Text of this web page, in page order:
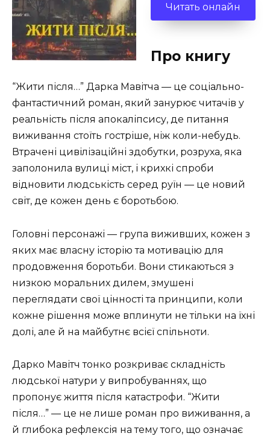
Читать онлайн
Про книгу
“Жити після…” Дарка Мавітча — це соціально-
фантастичний роман, який занурює читачів у
реальність після апокаліпсису, де питання
виживання стоїть гостріше, ніж коли-небудь.
Втрачені цивілізаційні здобутки, розруха, яка
заполонила вулиці міст, і крихкі спроби
відновити людськість серед руїн — це новий
світ, де кожен день є боротьбою.
Головні персонажі — група виживших, кожен з
яких має власну історію та мотивацію для
продовження боротьби. Вони стикаються з
низкою моральних дилем, змушені
переглядати свої цінності та принципи, коли
кожне рішення може вплинути не тільки на їхні
долі, але й на майбутнє всієї спільноти.
Дарко Мавітч тонко розкриває складність
людської натури у випробуваннях, що
пропонує життя після катастрофи. “Жити
після…” — це не лише роман про виживання, а
й глибока рефлексія на тему того, що означає